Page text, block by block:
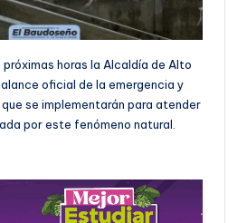
próximas horas la Alcaldía de Alto
oficial de la emergencia y
se implementarán para atender
por este fenómeno natural.